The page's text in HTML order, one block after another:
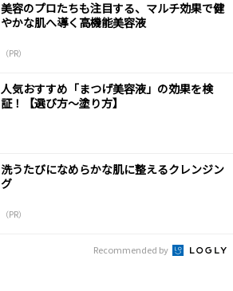
美容のプロたちも注目する、マルチ効果で健
やかな肌へ導く高機能美容液
（PR）
人気おすすめ「まつげ美容液」の効果を検
証！【選び方〜塗り方】
洗うたびになめらかな肌に整えるクレンジン
グ
（PR）
Recommended by